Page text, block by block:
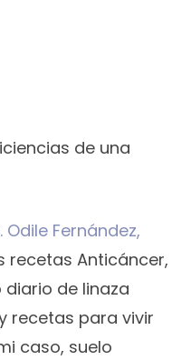
de una
Odile Fernández,
recetas Anticáncer,
de linaza
recetas para vivir
caso, suelo